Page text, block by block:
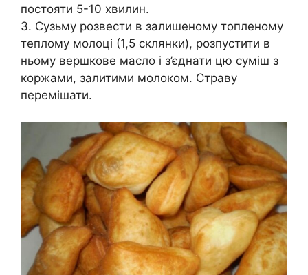
постояти 5-10 хвилин.
3. Сузьму розвести в залишеному топленому
теплому молоці (1,5 склянки), розпустити в
ньому вершкове масло і з’єднати цю суміш з
коржами, залитими молоком. Страву
перемішати.